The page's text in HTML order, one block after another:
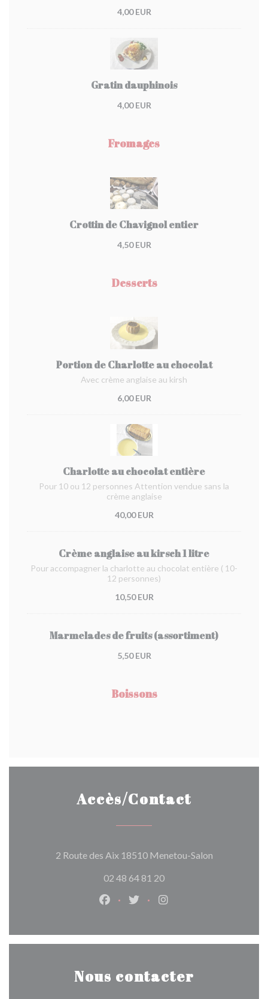
4,00 EUR
Gratin dauphinois
4,00 EUR
Fromages
Crottin de Chavignol entier
4,50 EUR
Desserts
Portion de Charlotte au chocolat
Avec crème anglaise au kirsh
6,00 EUR
Charlotte au chocolat entière
Pour 10 ou 12 personnes Attention vendue sans la
crème anglaise
40,00 EUR
Crème anglaise au kirsch 1 litre
Pour accompagner la charlotte au chocolat entière ( 10-
12 personnes)
10,50 EUR
Marmelades de fruits (assortiment)
5,50 EUR
Boissons
Accès/Contact
2 Route des Aix 18510 Menetou-Salon((ouvre une
02 48 64 81 20
Facebook ((ouvre une nouvelle
Twitter ((ouvre une
Instagram ((ouvre
Nous contacter